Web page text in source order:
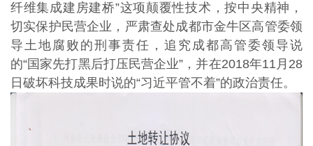
纤维集成建房建桥”这项颠覆性技术，按中央精神，
切实保护民营企业，严肃查处成都市金牛区高管委领
导土地腐败的刑事责任，追究成都高管委领导说
的“国家先打黑后打压民营企业”，并在2018年11月28
日破坏科技成果时说的“习近平管不着”的政治责任。